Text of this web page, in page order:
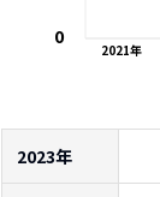
2021年
0
2023年